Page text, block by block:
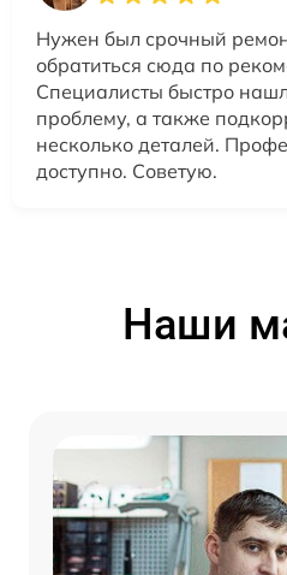
Нужен был срочный
обратиться сюда по
Специалисты быстро
проблему, а также
несколько деталей.
доступно. Советую.
Наши